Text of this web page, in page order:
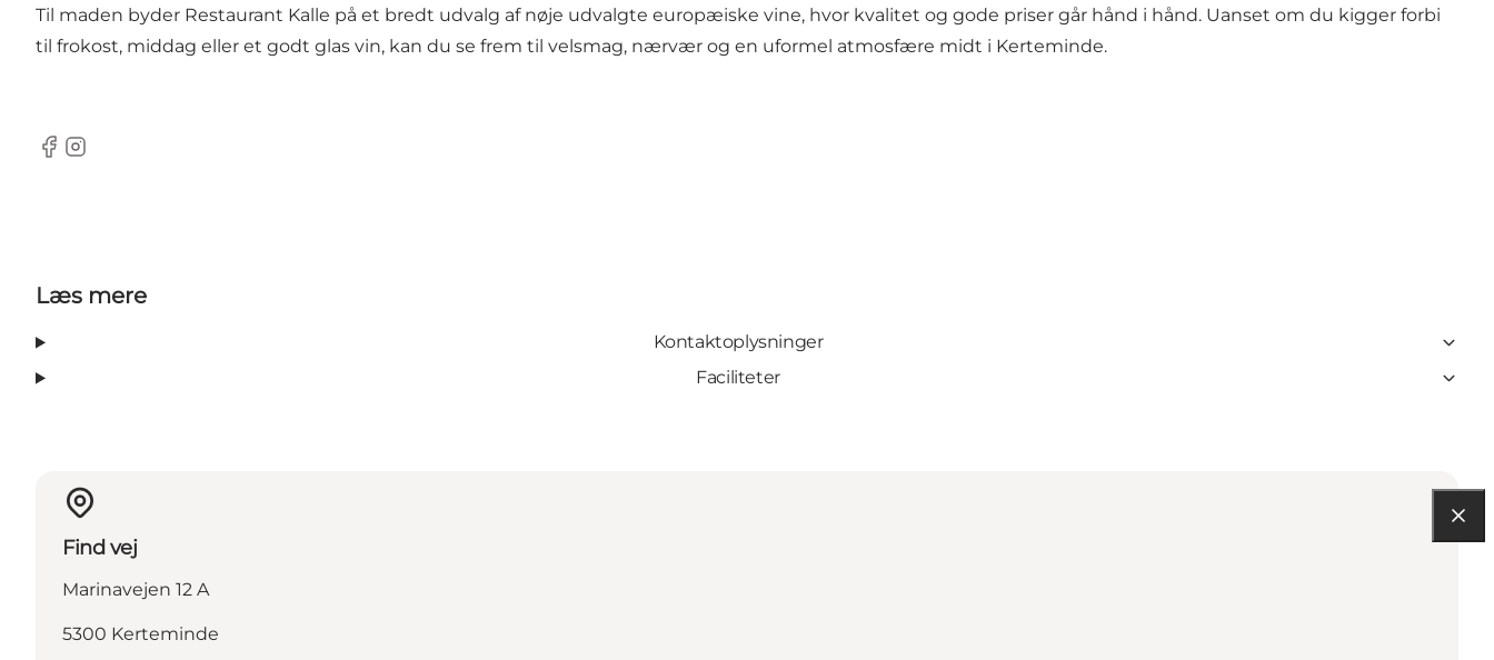
Til maden byder Restaurant Kalle på et bredt udvalg af nøje udvalgte europæiske vine, hvor kvalitet og gode priser går hånd i hånd. Uanset om du kigger forbi
til frokost, middag eller et godt glas vin, kan du se frem til velsmag, nærvær og en uformel atmosfære midt i Kerteminde.
Facebook
Instagram
Læs mere
Kontaktoplysninger
Faciliteter
Find vej
Marinavejen 12 A
5300 Kerteminde